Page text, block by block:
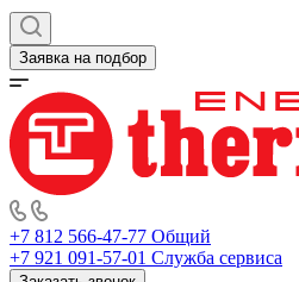
Заявка на подбор
+7 812 566-47-77 Общий
+7 921 091-57-01 Служба сервиса